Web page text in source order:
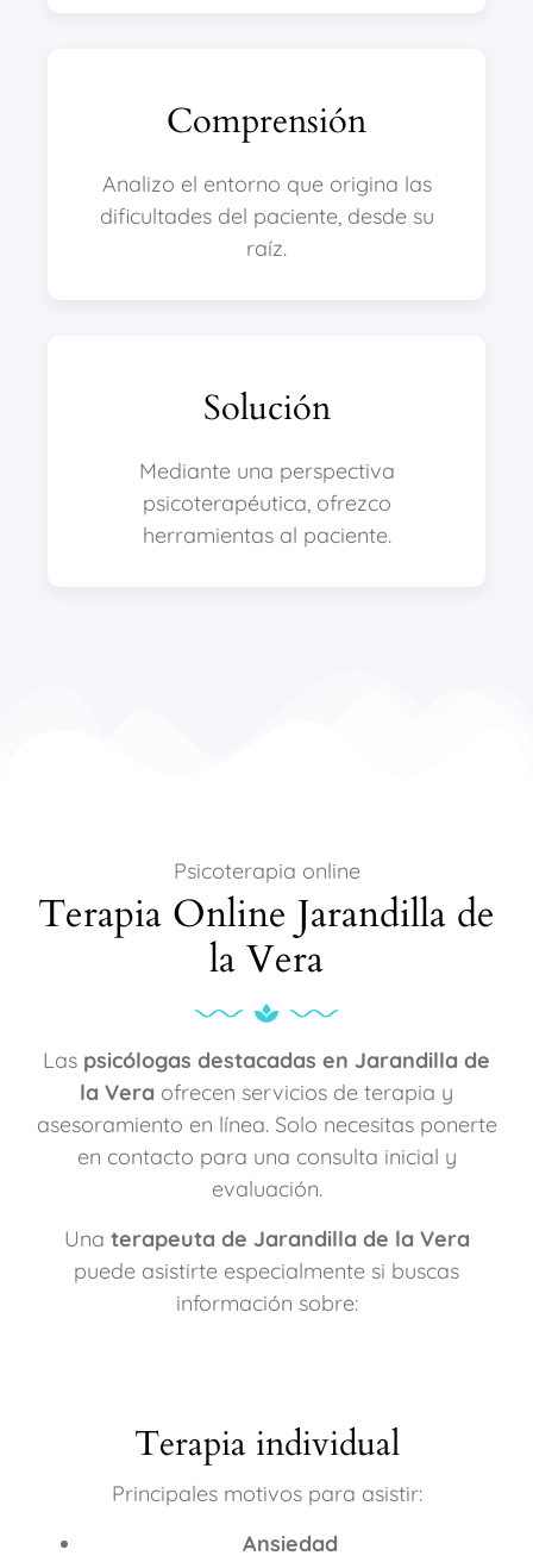
Comprensión
Analizo el entorno que origina las
dificultades del paciente, desde su
raíz.
Solución
Mediante una perspectiva
psicoterapéutica, ofrezco
herramientas al paciente.
Psicoterapia online
Terapia Online Jarandilla de
la Vera
Las psicólogas destacadas en Jarandilla de
la Vera ofrecen servicios de terapia y
asesoramiento en línea. Solo necesitas ponerte
en contacto para una consulta inicial y
evaluación.
Una terapeuta de Jarandilla de la Vera
puede asistirte especialmente si buscas
información sobre:
Terapia individual
Principales motivos para asistir:
Ansiedad